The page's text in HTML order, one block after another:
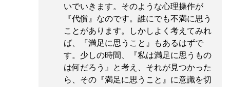
いでいきます。そのような心理操作が
『代償』なのです。誰にでも不満に思う
ことがあります。しかしよく考えてみれ
ば、『満足に思うこと』もあるはずで
す。少しの時間、『私は満足に思うもの
は何だろう』と考え、それが見つかった
ら、その『満足に思うこと』に意識を切